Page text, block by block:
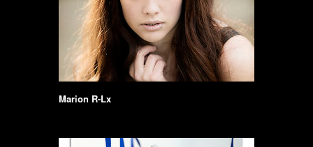
Marion R-Lx